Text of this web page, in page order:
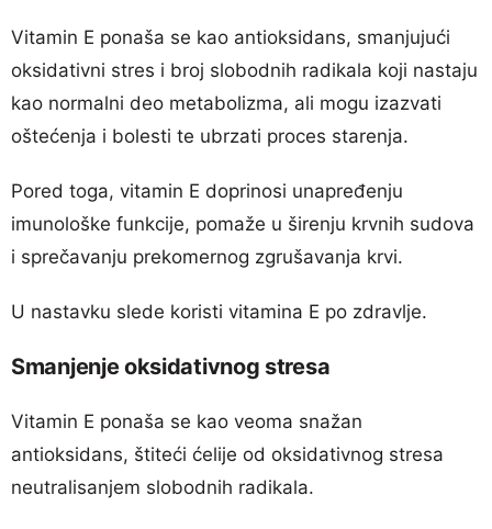
Vitamin E ponaša se kao antioksidans, smanjujući
oksidativni stres i broj slobodnih radikala koji nastaju
kao normalni deo metabolizma, ali mogu izazvati
oštećenja i bolesti te ubrzati proces starenja.
Pored toga, vitamin E doprinosi unapređenju
imunološke funkcije, pomaže u širenju krvnih sudova
i sprečavanju prekomernog zgrušavanja krvi.
U nastavku slede koristi vitamina E po zdravlje.
Smanjenje oksidativnog stresa
Vitamin E ponaša se kao veoma snažan
antioksidans, štiteći ćelije od oksidativnog stresa
neutralisanjem slobodnih radikala.